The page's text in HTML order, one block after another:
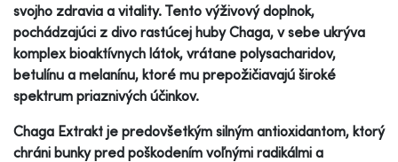
svojho zdravia a vitality. Tento výživový doplnok,
pochádzajúci z divo rastúcej huby Chaga, v sebe ukrýva
komplex bioaktívnych látok, vrátane polysacharidov,
betulínu a melanínu, ktoré mu prepožičiavajú široké
spektrum priaznivých účinkov.
Chaga Extrakt je predovšetkým silným antioxidantom, ktorý
chráni bunky pred poškodením voľnými radikálmi a